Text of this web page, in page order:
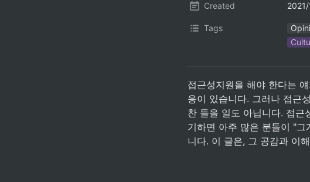
Created
Tags
접근성지원을 해야 한다는
응이 있습니다. 그러나 접근
찬 들을 일도 아닙니다. 접근
기하면 아주 많은 분들이 "
니다. 이 글은, 그 공감과 이